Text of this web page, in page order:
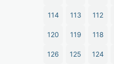
112
113
114
118
119
120
124
125
126